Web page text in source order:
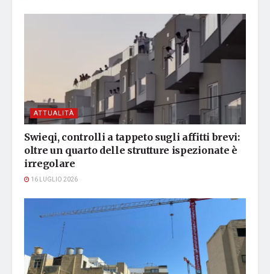
ATTUALITÀ
Swieqi, controlli a tappeto sugli affitti brevi:
oltre un quarto delle strutture ispezionate è
irregolare
16 LUGLIO 2026